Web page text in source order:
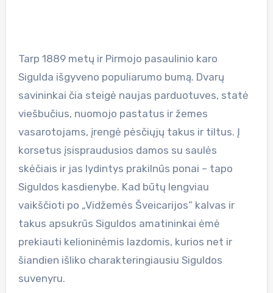
Tarp 1889 metų ir Pirmojo pasaulinio karo
Sigulda išgyveno populiarumo bumą. Dvarų
savininkai čia steigė naujas parduotuves, statė
viešbučius, nuomojo pastatus ir žemes
vasarotojams, įrengė pėsčiųjų takus ir tiltus. Į
korsetus įsispraudusios damos su saulės
skėčiais ir jas lydintys prakilnūs ponai – tapo
Siguldos kasdienybe. Kad būtų lengviau
vaikščioti po „Vidžemės Šveicarijos” kalvas ir
takus apsukrūs Siguldos amatininkai ėmė
prekiauti kelioninėmis lazdomis, kurios net ir
šiandien išliko charakteringiausiu Siguldos
suvenyru.